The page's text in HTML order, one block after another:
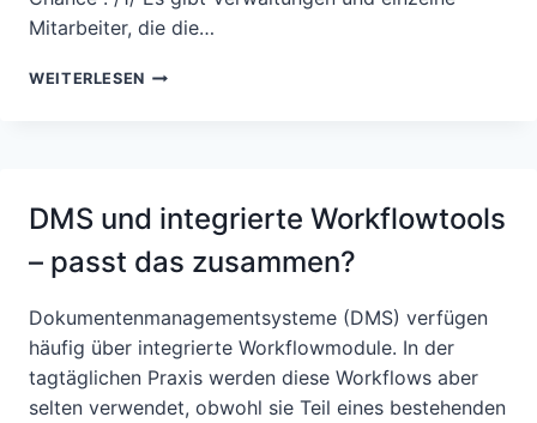
Mitarbeiter, die die…
WEITERLESEN DISKUSSION:
GRÜNDE
DMS und integrierte Workflowtools
– passt das zusammen?
Dokumentenmanagementsysteme (DMS) verfügen
häufig über integrierte Workflowmodule. In der
tagtäglichen Praxis werden diese Workflows aber
selten verwendet, obwohl sie Teil eines bestehenden